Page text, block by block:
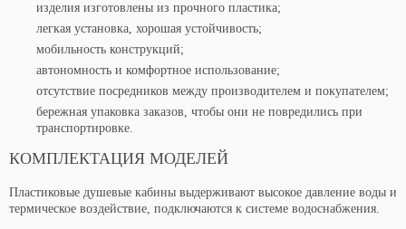
изделия изготовлены из прочного пластика;
легкая установка, хорошая устойчивость;
мобильность конструкций;
автономность и комфортное использование;
отсутствие посредников между производителем и покупателем;
бережная упаковка заказов, чтобы они не повредились при
транспортировке.
КОМПЛЕКТАЦИЯ МОДЕЛЕЙ
Пластиковые душевые кабины выдерживают высокое давление воды и
термическое воздействие, подключаются к системе водоснабжения.